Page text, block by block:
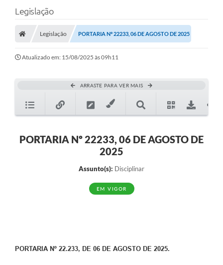
Legislação
Legislação PORTARIA Nº 22233, 06 DE AGOSTO DE 2025
Atualizado em: 15/08/2025 às 09h11
ARRASTE PARA VER MAIS
PORTARIA Nº 22233, 06 DE AGOSTO DE
2025
Assunto(s): Disciplinar
EM VIGOR
PORTARIA Nº 22.233, DE 06 DE AGOSTO DE 2025.